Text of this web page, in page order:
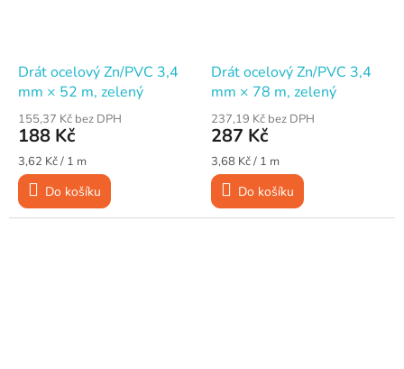
Drát ocelový Zn/PVC 3,4
mm × 52 m, zelený
155,37 Kč bez DPH
188 Kč
Měrná
cena:
3,62 Kč / 1 m
Do košíku
Drát ocelový Zn/PVC 3,4
mm × 78 m, zelený
237,19 Kč bez DPH
287 Kč
Měrná
cena:
3,68 Kč / 1 m
Do košíku